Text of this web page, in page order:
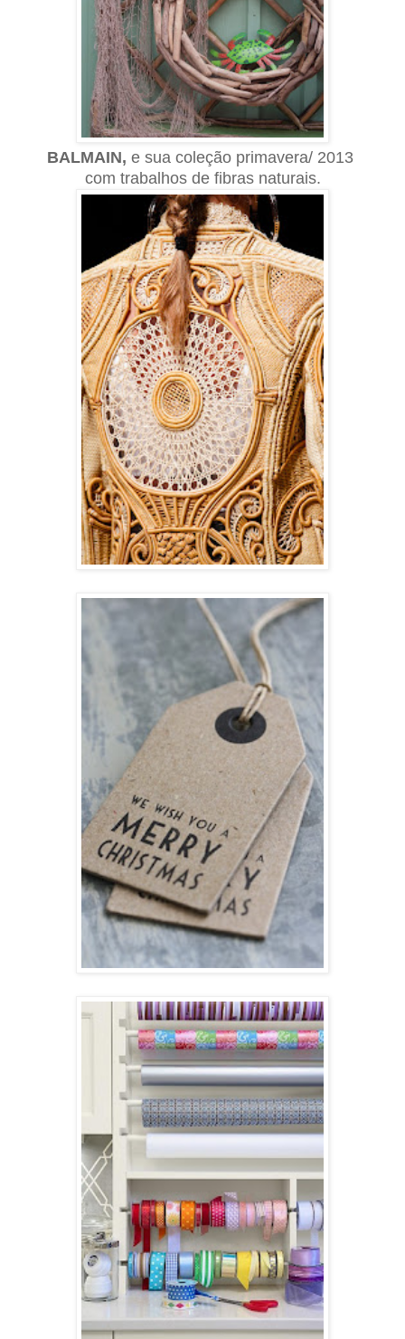
BALMAIN, e sua coleção primavera/ 2013
com trabalhos de fibras naturais.